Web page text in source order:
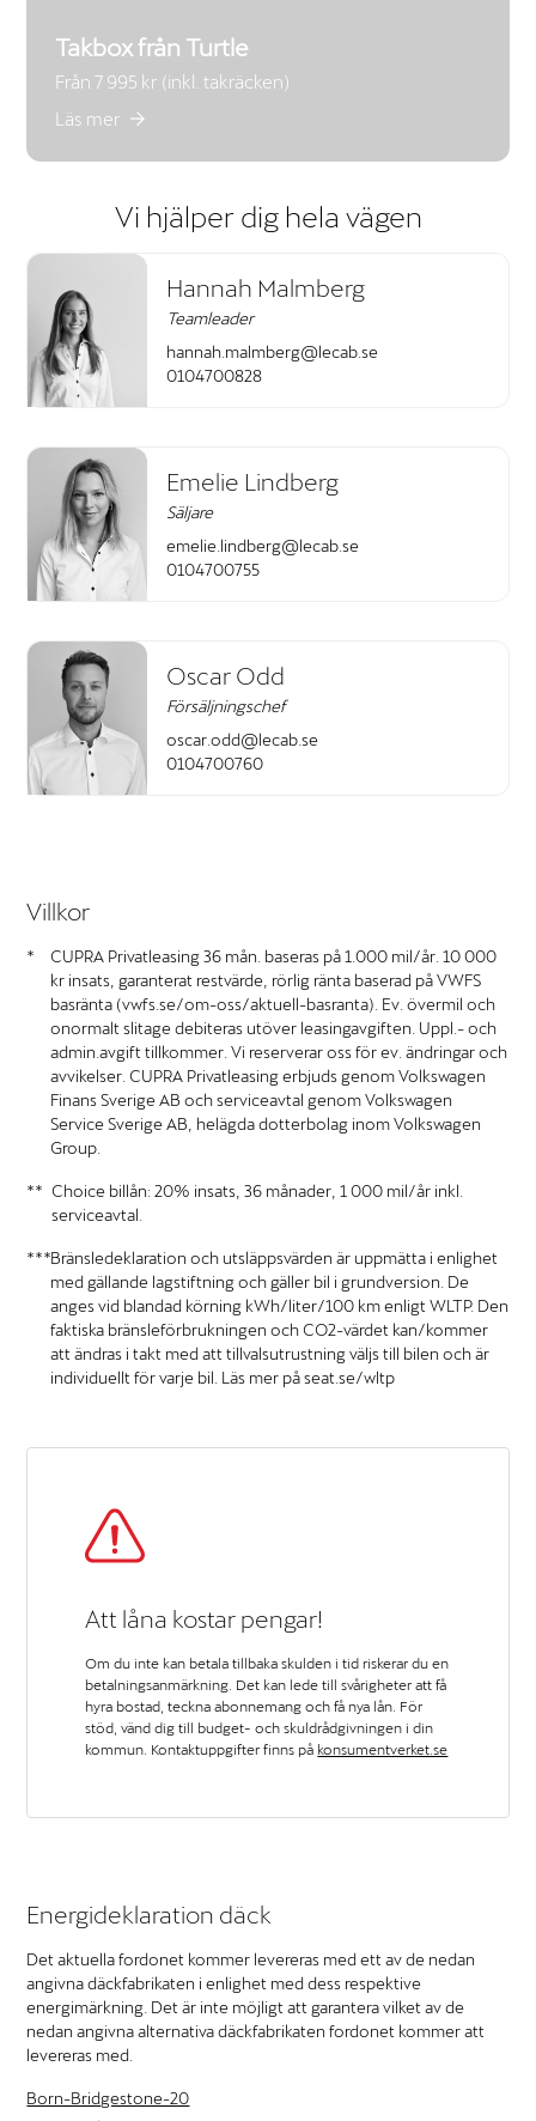
Takbox från Turtle
Från 7 995 kr (inkl. takräcken)
Läs mer
Vi hjälper dig hela vägen
Hannah Malmberg
Teamleader
hannah.malmberg@lecab.se
0104700828
Emelie Lindberg
Säljare
emelie.lindberg@lecab.se
0104700755
Oscar Odd
Försäljningschef
oscar.odd@lecab.se
0104700760
Villkor
CUPRA Privatleasing 36 mån. baseras på 1.000 mil/år. 10 000
kr insats, garanterat restvärde, rörlig ränta baserad på VWFS
basränta (vwfs.se/om-oss/aktuell-basranta). Ev. övermil och
onormalt slitage debiteras utöver leasingavgiften. Uppl.- och
admin.avgift tillkommer. Vi reserverar oss för ev. ändringar och
avvikelser. CUPRA Privatleasing erbjuds genom Volkswagen
Finans Sverige AB och serviceavtal genom Volkswagen
Service Sverige AB, helägda dotterbolag inom Volkswagen
Group.
Choice billån: 20% insats, 36 månader, 1 000 mil/år inkl.
serviceavtal.
Bränsledeklaration och utsläppsvärden är uppmätta i enlighet
med gällande lagstiftning och gäller bil i grundversion. De
anges vid blandad körning kWh/liter/100 km enligt WLTP. Den
faktiska bränsleförbrukningen och CO2-värdet kan/kommer
att ändras i takt med att tillvalsutrustning väljs till bilen och är
individuellt för varje bil. Läs mer på seat.se/wltp
Att låna kostar pengar!
Om du inte kan betala tillbaka skulden i tid riskerar du en
betalningsanmärkning. Det kan lede till svårigheter att få
hyra bostad, teckna abonnemang och få nya lån. För
stöd, vänd dig till budget- och skuldrådgivningen i din
kommun. Kontaktuppgifter finns på konsumentverket.se
Energideklaration däck
Det aktuella fordonet kommer levereras med ett av de nedan
angivna däckfabrikaten i enlighet med dess respektive
energimärkning. Det är inte möjligt att garantera vilket av de
nedan angivna alternativa däckfabrikaten fordonet kommer att
levereras med.
Born-Bridgestone-20